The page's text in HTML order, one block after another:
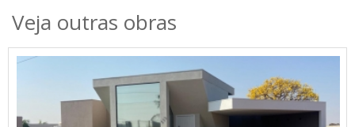
Veja outras obras